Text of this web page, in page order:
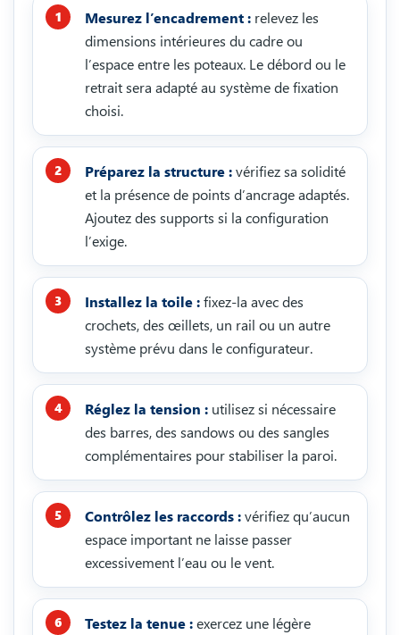
Mesurez l’encadrement : relevez les
dimensions intérieures du cadre ou
l’espace entre les poteaux. Le débord ou le
retrait sera adapté au système de fixation
choisi.
Préparez la structure :vérifiez sa solidité
et la présence de points d’ancrage adaptés.
Ajoutez des supports si la configuration
l’exige.
Installez la toile :fixez-la avec des
crochets, des œillets, un rail ou un autre
système prévu dans le configurateur.
Réglez la tension : utilisez si nécessaire
des barres, des sandows ou des sangles
complémentaires pour stabiliser la paroi.
Contrôlez les raccords :vérifiez qu’aucun
espace important ne laisse passer
excessivement l’eau ou le vent.
Testez la tenue :exercez une légère